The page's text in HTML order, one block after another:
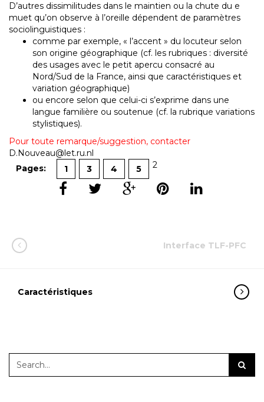
D’autres dissimilitudes dans le maintien ou la chute du e
muet qu’on observe à l’oreille dépendent de paramètres
sociolinguistiques :
comme par exemple, « l’accent » du locuteur selon
son origine géographique (cf. les rubriques : diversité
des usages avec le petit apercu consacré au
Nord/Sud de la France, ainsi que caractéristiques et
variation géographique)
ou encore selon que celui-ci s’exprime dans une
langue familière ou soutenue (cf. la rubrique variations
stylistiques).
Pour toute remarque/suggestion, contacter
D.Nouveau@let.ru.nl
Pages:
1 2
3 4 5
Interface TLF-PFC
Caractéristiques